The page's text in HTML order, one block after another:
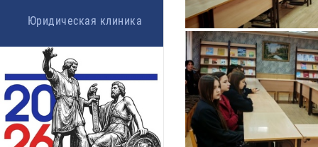
Юридическая клиника